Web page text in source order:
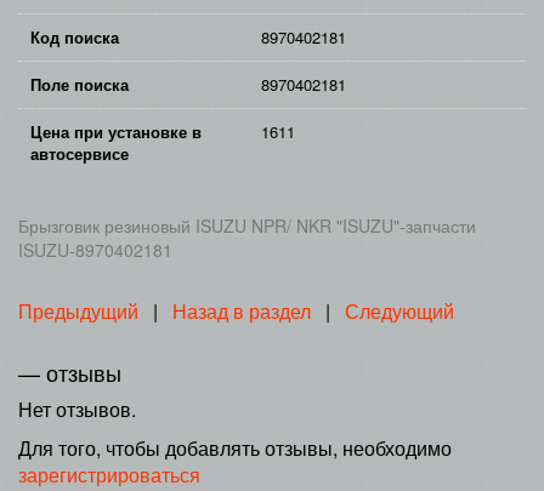
Код поиска 8970402181
Поле поиска 8970402181
Цена при установке в
автосервисе
1611
Брызговик резиновый ISUZU NPR/ NKR "ISUZU"-запчасти
ISUZU-8970402181
Предыдущий | Назад в раздел | Следующий
— отзывы
Нет отзывов.
Для того, чтобы добавлять отзывы, необходимо
зарегистрироваться